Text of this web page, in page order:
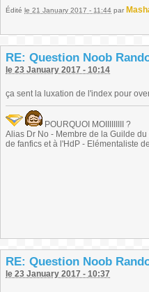
Édité le 21 January 2017 - 11:44 par
RE: Question Noob
le 23 January 2017 - 10:14
ça sent la luxation de l'index pour
POURQUOI MOIIIIIIIII ?
Alias Dr No - Membre de la Guilde
de fanfics et à l'HdP - Elémentaliste
RE: Question Noob
le 23 January 2017 - 10:37